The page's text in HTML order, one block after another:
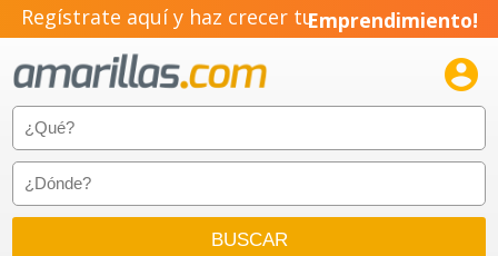
Regístrate aquí y haz crecer tuEmprendimiento!
